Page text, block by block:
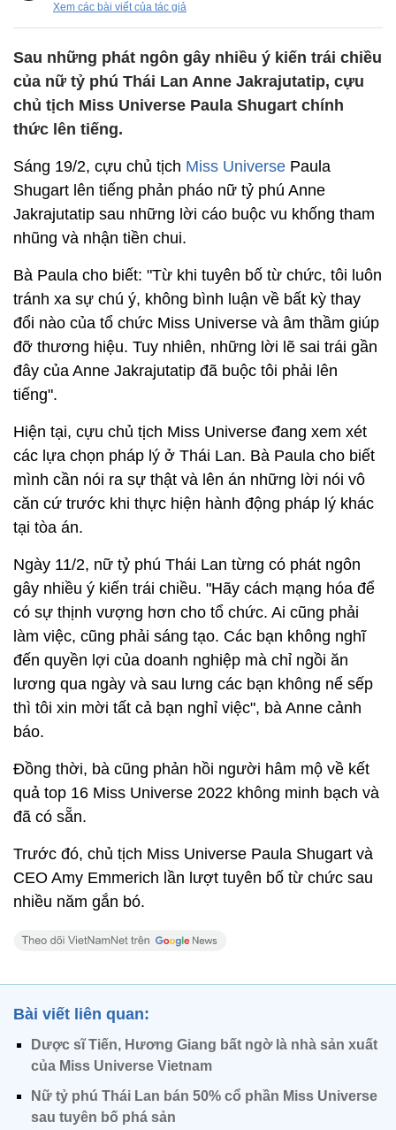
Xem các bài viết của tác giả
Sau những phát ngôn gây nhiều ý kiến trái chiều
của nữ tỷ phú Thái Lan Anne Jakrajutatip, cựu
chủ tịch Miss Universe Paula Shugart chính
thức lên tiếng.
Sáng 19/2, cựu chủ tịch Miss Universe Paula
Shugart lên tiếng phản pháo nữ tỷ phú Anne
Jakrajutatip sau những lời cáo buộc vu khống tham
nhũng và nhận tiền chui.
Bà Paula cho biết: "Từ khi tuyên bố từ chức, tôi luôn
tránh xa sự chú ý, không bình luận về bất kỳ thay
đổi nào của tổ chức Miss Universe và âm thầm giúp
đỡ thương hiệu. Tuy nhiên, những lời lẽ sai trái gần
đây của Anne Jakrajutatip đã buộc tôi phải lên
tiếng".
Hiện tại, cựu chủ tịch Miss Universe đang xem xét
các lựa chọn pháp lý ở Thái Lan. Bà Paula cho biết
mình cần nói ra sự thật và lên án những lời nói vô
căn cứ trước khi thực hiện hành động pháp lý khác
tại tòa án.
Ngày 11/2, nữ tỷ phú Thái Lan từng có phát ngôn
gây nhiều ý kiến trái chiều. "Hãy cách mạng hóa để
có sự thịnh vượng hơn cho tổ chức. Ai cũng phải
làm việc, cũng phải sáng tạo. Các bạn không nghĩ
đến quyền lợi của doanh nghiệp mà chỉ ngồi ăn
lương qua ngày và sau lưng các bạn không nể sếp
thì tôi xin mời tất cả bạn nghỉ việc", bà Anne cảnh
báo.
Đồng thời, bà cũng phản hồi người hâm mộ về kết
quả top 16 Miss Universe 2022 không minh bạch và
đã có sẵn.
Trước đó, chủ tịch Miss Universe Paula Shugart và
CEO Amy Emmerich lần lượt tuyên bố từ chức sau
nhiều năm gắn bó.
Bài viết liên quan:
Dược sĩ Tiến, Hương Giang bất ngờ là nhà sản xuất
của Miss Universe Vietnam
Nữ tỷ phú Thái Lan bán 50% cổ phần Miss Universe
sau tuyên bố phá sản